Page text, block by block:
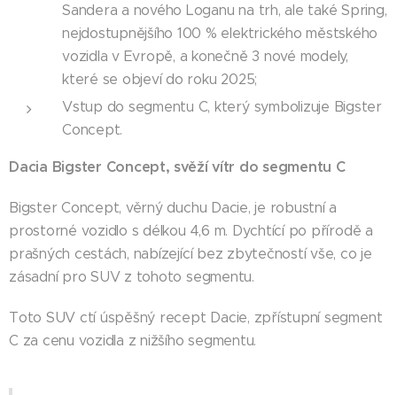
Sandera a nového Loganu na trh, ale také Spring,
nejdostupnějšího 100 % elektrického městského
vozidla v Evropě, a konečně 3 nové modely,
které se objeví do roku 2025;
Vstup do segmentu C, který symbolizuje Bigster
Concept.
Dacia Bigster Concept, svěží vítr do segmentu C
Bigster Concept, věrný duchu Dacie, je robustní a
prostorné vozidlo s délkou 4,6 m. Dychtící po přírodě a
prašných cestách, nabízející bez zbytečností vše, co je
zásadní pro SUV z tohoto segmentu.
Toto SUV ctí úspěšný recept Dacie, zpřístupní segment
C za cenu vozidla z nižšího segmentu.